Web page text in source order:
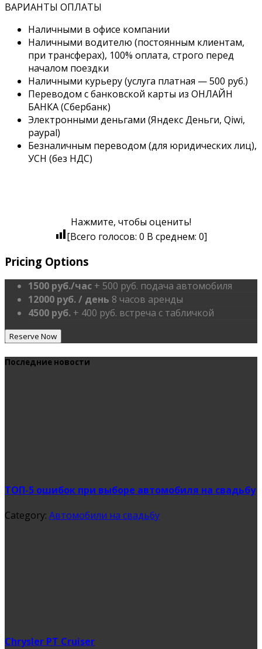
ВАРИАНТЫ ОПЛАТЫ
Наличными в офисе компании
Наличными водителю (постоянным клиентам,
при трансферах), 100% оплата, строго перед
началом поездки
Наличными курьеру (услуга платная — 500 руб.)
Переводом с банковской карты из ОНЛАЙН
БАНКА (Сбербанк)
Электронными деньгами (Яндекс Деньги, Qiwi,
paypal)
Безналичным переводом (для юридических лиц),
УСН (без НДС)
Нажмите, чтобы оценить!
[Всего голосов: 0 В среднем: 0]
Pricing Options
1500 руб./час + 500 руб. подача автомобиля
12000 руб. / день 8 часов аренды
4500 руб. + 400 руб. встреча с табличкой
Reserve Now
Последние новости
ТОП-5 ошибок при выборе автомобиля на свадьбу
Category: Автомобили на свадьбу
Chrysler PT Cruiser